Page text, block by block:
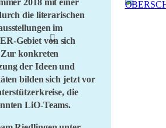
Schmid
Dialekt
die literarischen
im
Gebiet von sich
konkreten
der Ideen und
bilden sich jetzt vor
die
LiO-Teams.